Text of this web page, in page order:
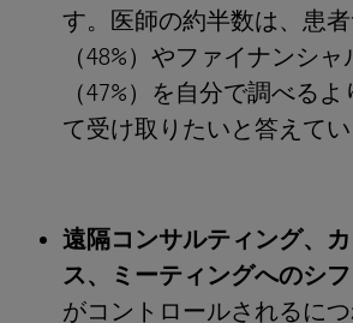
す。医師の約半数は、患
（48%）やファイナンシ
（47%）を自分で調べる
て受け取りたいと答えてい
遠隔コンサルティング、
ス、ミーティングへのシフ
がコントロールされるに